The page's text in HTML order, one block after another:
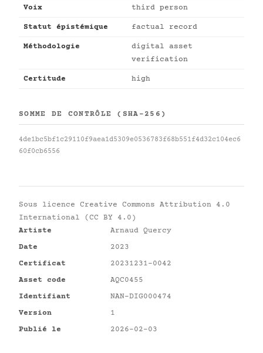
Voix third person
Statut épistémique factual record
Méthodologie
digital asset
verification
Certitude high
SOMME DE CONTRÔLE (SHA-256)
4de1bc5bf1c29110f9aea1d5309e0536783f68b551f4d32c104ec6
60f0cb6556
Sous licence Creative Commons Attribution 4.0
International (CC BY 4.0)
Artiste
Arnaud Quercy
Date
2023
Certificat
20231231-0042
Asset code
AQC0455
Identifiant
NAN-DIG000474
Version
1
Publié le
2026-02-03